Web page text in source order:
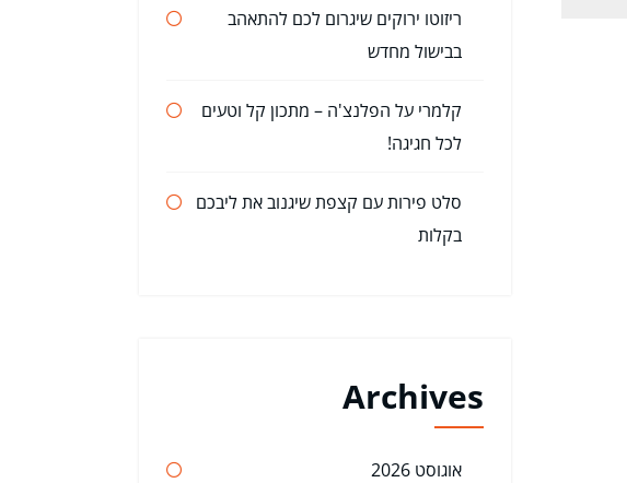
ריזוטו ירוקים שיגרום לכם להתאהב
בבישול מחדש
קלמרי על הפלנצ'ה – מתכון קל וטעים
לכל חגיגה!
סלט פירות עם קצפת שיגנוב את ליבכם
בקלות
Archives
אוגוסט 2026